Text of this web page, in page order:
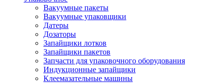
Вакуумные пакеты
Вакуумные упаковщики
Датеры
Дозаторы
Запайщики лотков
Запайщики пакетов
Запчасти для упаковочного оборудования
Индукционные запайщики
Клеемазательные машины